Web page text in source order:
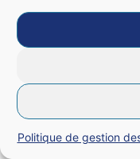
Politique de gestion
CCF.
Le SNALC
terminales. Ce
nationale des